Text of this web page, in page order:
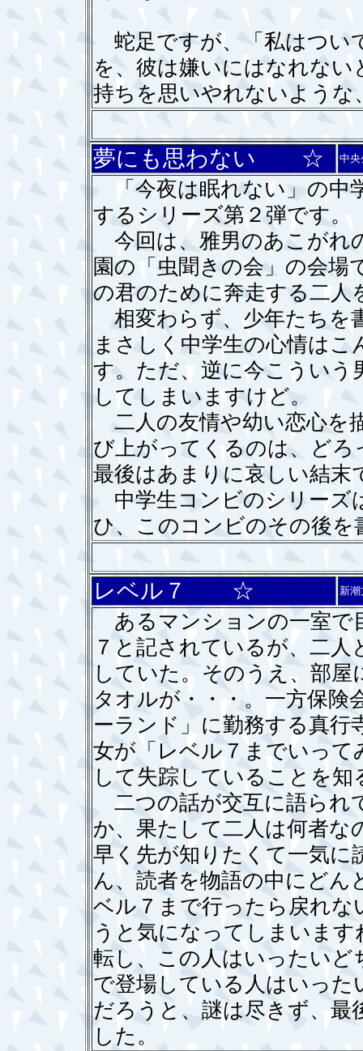
蛇足ですが、「私はつい
を、彼は嫌いにはなれな
持ちを思いやれないよう
夢にも思わない ☆ 中央
「今夜は眠れない」の中
するシリーズ第２弾です。
今回は、雅男のあこがれ
園の「虫聞きの会」の会
の君のために奔走する二人
相変わらず、少年たちを
まさしく中学生の心情は
す。ただ、逆に今こうい
してしまいますけど。
二人の友情や幼い恋心を
び上がってくるのは、ど
最後はあまりに哀しい結末
中学生コンビのシリーズ
ひ、このコンビのその後
レベル７ ☆ 新潮
あるマンションの一室で
７と記されているが、二
していた。そのうえ、部
タオルが・・・。一方保険
ーランド」に勤務する真行
女が「レベル７までいっ
して失踪していることを知
二つの話が交互に語られ
か、果たして二人は何者な
早く先が知りたくて一気に
ん、読者を物語の中にど
ベル７まで行ったら戻れ
うと気になってしまいま
転し、この人はいったい
で登場している人はいっ
だろうと、謎は尽きず、
した。